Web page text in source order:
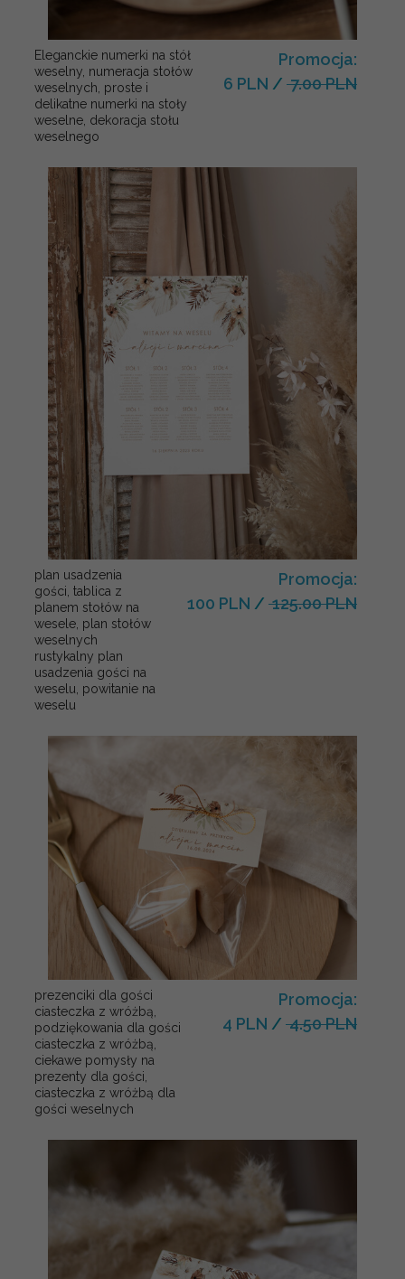
Eleganckie numerki na stół
weselny, numeracja stołów
weselnych, proste i
delikatne numerki na stoły
weselne, dekoracja stołu
weselnego
Promocja:
6 PLN / 7.00 PLN
plan usadzenia
gości, tablica z
planem stołów na
wesele, plan stołów
weselnych
rustykalny plan
usadzenia gości na
weselu, powitanie na
weselu
Promocja:
100 PLN / 125.00 PLN
prezenciki dla gości
ciasteczka z wróżbą,
podziękowania dla gości
ciasteczka z wróżbą,
ciekawe pomysły na
prezenty dla gości,
ciasteczka z wróżbą dla
gości weselnych
Promocja:
4 PLN / 4.50 PLN